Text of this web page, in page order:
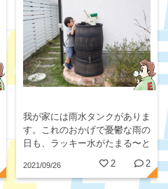
我が家には雨水タンクがありま
す。これのおかげで憂鬱な雨の
日も、ラッキー水がたまる〜と
に使っています。災害時にはト
イレも流せる。さらに設置には
2021/09/26 2 2